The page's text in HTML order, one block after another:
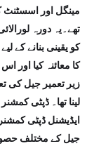
مینگل اور اسسٹنٹ
تھے۔یہ دورہ
کو یقینی بنانے کے
کا معائنہ کیا اور
زیر تعمیر جیل کی
لینا تھا۔ ڈپٹی
ایڈیشنل ڈپٹی
جیل کے مختلف حصوں